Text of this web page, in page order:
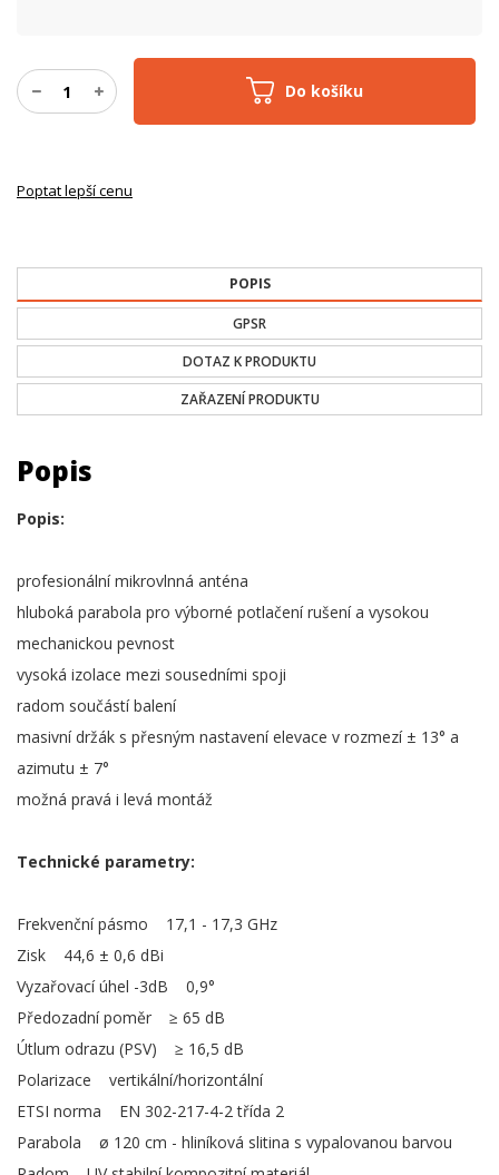
Do košíku
Poptat lepší cenu
POPIS
GPSR
DOTAZ K PRODUKTU
ZAŘAZENÍ PRODUKTU
Popis
Popis:
profesionální mikrovlnná anténa
hluboká parabola pro výborné potlačení rušení a vysokou
mechanickou pevnost
vysoká izolace mezi sousedními spoji
radom součástí balení
masivní držák s přesným nastavení elevace v rozmezí ± 13° a
azimutu ± 7°
možná pravá i levá montáž
Technické parametry:
Frekvenční pásmo 17,1 - 17,3 GHz
Zisk 44,6 ± 0,6 dBi
Vyzařovací úhel -3dB 0,9°
Předozadní poměr ≥ 65 dB
Útlum odrazu (PSV) ≥ 16,5 dB
Polarizace vertikální/horizontální
ETSI norma EN 302-217-4-2 třída 2
Parabola ø 120 cm - hliníková slitina s vypalovanou barvou